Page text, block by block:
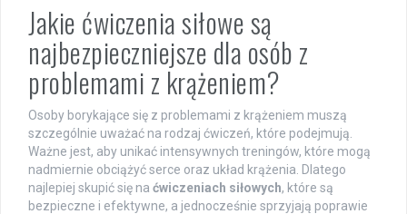
Jakie ćwiczenia siłowe są
najbezpieczniejsze dla osób z
problemami z krążeniem?
Osoby borykające się z problemami z krążeniem muszą
szczególnie uważać na rodzaj ćwiczeń, które podejmują.
Ważne jest, aby unikać intensywnych treningów, które mogą
nadmiernie obciążyć serce oraz układ krążenia. Dlatego
najlepiej skupić się na ćwiczeniach siłowych, które są
bezpieczne i efektywne, a jednocześnie sprzyjają poprawie